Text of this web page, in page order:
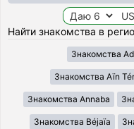
Найти знакомства в
Знакомства
Знакомства Aïn
Знакомства Annaba
Знакомства Béjaïa